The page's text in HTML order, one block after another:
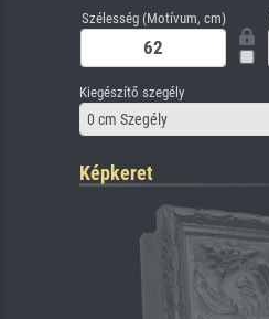
Szélesség (Motívum, cm)
Kiegészítő szegély
0 cm Szegély
Képkeret